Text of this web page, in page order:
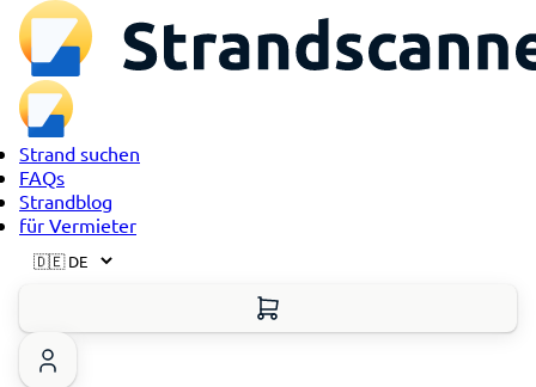
Strand suchen
FAQs
Strandblog
für Vermieter